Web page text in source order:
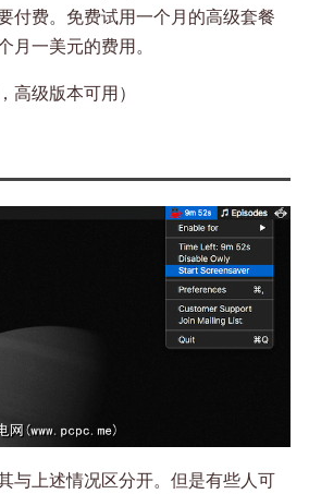
付费。免费试用一个月的高级套餐
月一美元的费用。
高级版本可用）
与上述情况区分开。但是有些人可